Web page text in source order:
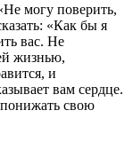
могу поверить,
«Как бы я
вас. Не
жизнью,
и
вам сердце.
свою